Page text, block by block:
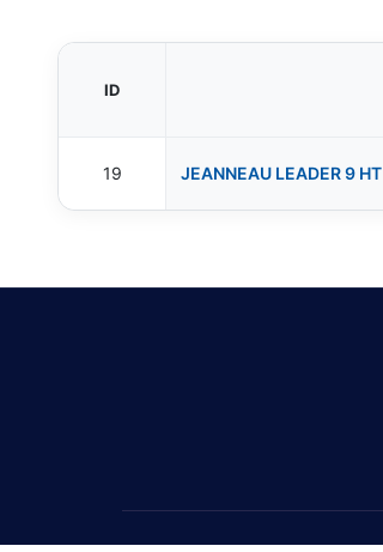
ID
19 JEANNEAU LEADER 9 HT